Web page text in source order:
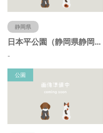
静岡県
日本平公園（静岡県静岡市）
-
公園